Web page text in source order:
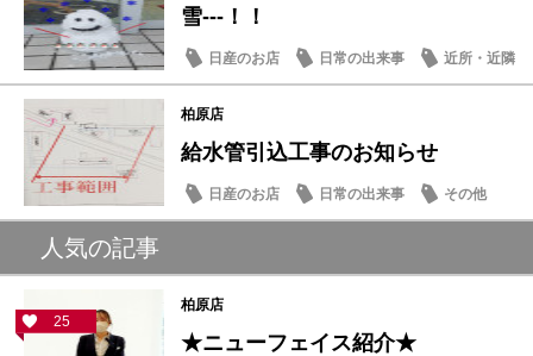
雪---！！
日産のお店 日常の出来事 近所・近隣
柏原店
給水管引込工事のお知らせ
日産のお店 日常の出来事 その他
人気の記事
25
柏原店
★ニューフェイス紹介★